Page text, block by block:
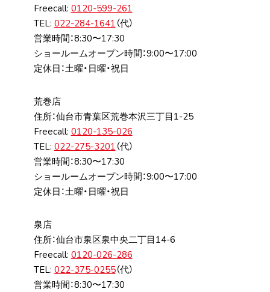
Freecall: 0120-599-261
TEL: 022-284-1641 （代）
営業時間：8:30〜17:30
ショールームオープン時間：9:00〜17:00
定休日：土曜・日曜・祝日
荒巻店
住所：仙台市⻘葉区荒巻本沢三丁⽬1-25
Freecall: 0120-135-026
TEL: 022-275-3201 （代）
営業時間：8:30〜17:30
ショールームオープン時間：9:00〜17:00
定休日：土曜・日曜・祝日
泉店
住所：仙台市泉区泉中央⼆丁⽬14-6
Freecall: 0120-026-286
TEL: 022-375-0255（代）
営業時間：8:30〜17:30